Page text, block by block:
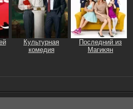
Культурная
комедия
Последний из
Магикян